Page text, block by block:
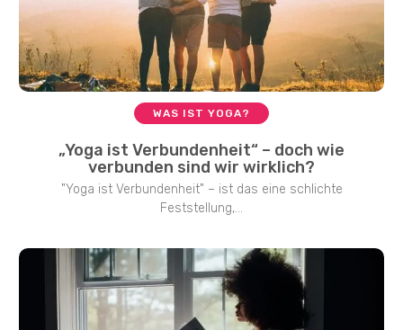
WAS IST YOGA?
„Yoga ist Verbundenheit“ – doch wie
verbunden sind wir wirklich?
"Yoga ist Verbundenheit" – ist das eine schlichte
Feststellung,...